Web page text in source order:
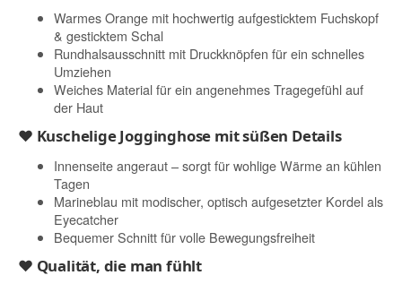
Warmes Orange mit hochwertig aufgesticktem Fuchskopf
& gesticktem Schal
Rundhalsausschnitt mit Druckknöpfen für ein schnelles
Umziehen
Weiches Material für ein angenehmes Tragegefühl auf
der Haut
♥ Kuschelige Jogginghose mit süßen Details
Innenseite angeraut – sorgt für wohlige Wärme an kühlen
Tagen
Marineblau mit modischer, optisch aufgesetzter Kordel als
Eyecatcher
Bequemer Schnitt für volle Bewegungsfreiheit
♥ Qualität, die man fühlt